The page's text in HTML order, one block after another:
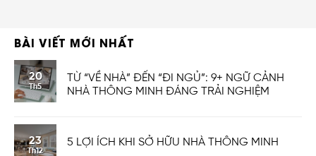
BÀI VIẾT MỚI NHẤT
20
Th5
TỪ “VỀ NHÀ” ĐẾN “ĐI NGỦ”: 9+ NGỮ CẢNH
NHÀ THÔNG MINH ĐÁNG TRẢI NGHIỆM
23
Th12
5 LỢI ÍCH KHI SỞ HỮU NHÀ THÔNG MINH